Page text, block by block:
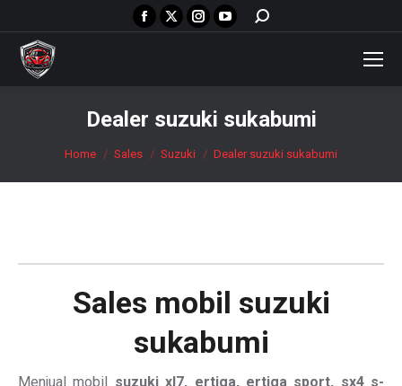
Facebook
page
window
X
page
new
window
Instagram
page
new
window
YouTube
page
new
window
Search:
Dealer suzuki sukabumi
You are here:
Home Sales Suzuki Dealer suzuki sukabumi
Sales mobil suzuki
sukabumi
Menjual mobil suzuki xl7, ertiga, ertiga sport, sx4 s-